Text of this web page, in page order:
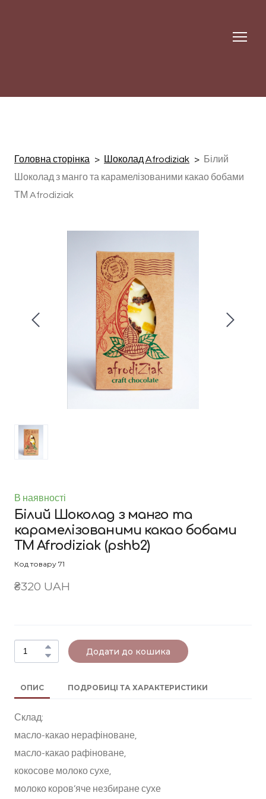
Головна сторінка Шоколад Afrodiziak
Білий
Шоколад з манго та карамелізованими какао бобами
ТМ Afrodiziak
В наявності
Білий Шоколад з манго та
карамелізованими какао бобами
ТМ Afrodiziak (pshb2)
Код товару 71
₴320 UAH
Додати до кошика
ОПИС ПОДРОБИЦІ ТА ХАРАКТЕРИСТИКИ
Склад:
масло-какао нерафіноване,
масло-какао рафіноване,
кокосове молоко сухе,
молоко коров’яче незбиране сухе